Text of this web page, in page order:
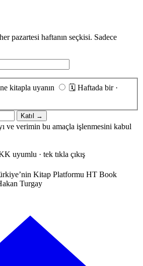
pazartesi haftanın seçkisi. Sadece
kitapla uyanın 🗓 Haftada bir ·
Katıl →
ve verimin bu amaçla işlenmesini kabul
uyumlu · tek tıkla çıkış
Kitap Platformu HT Book
Turgay